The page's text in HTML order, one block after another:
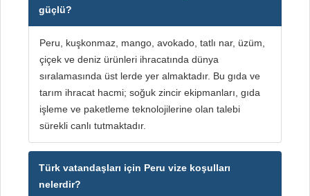
güçlü?
Peru, kuşkonmaz, mango, avokado, tatlı nar, üzüm,
çiçek ve deniz ürünleri ihracatında dünya
sıralamasında üst lerde yer almaktadır. Bu gıda ve
tarım ihracat hacmi; soğuk zincir ekipmanları, gıda
işleme ve paketleme teknolojilerine olan talebi
sürekli canlı tutmaktadır.
Türk vatandaşları için Peru vize koşulları
nelerdir?